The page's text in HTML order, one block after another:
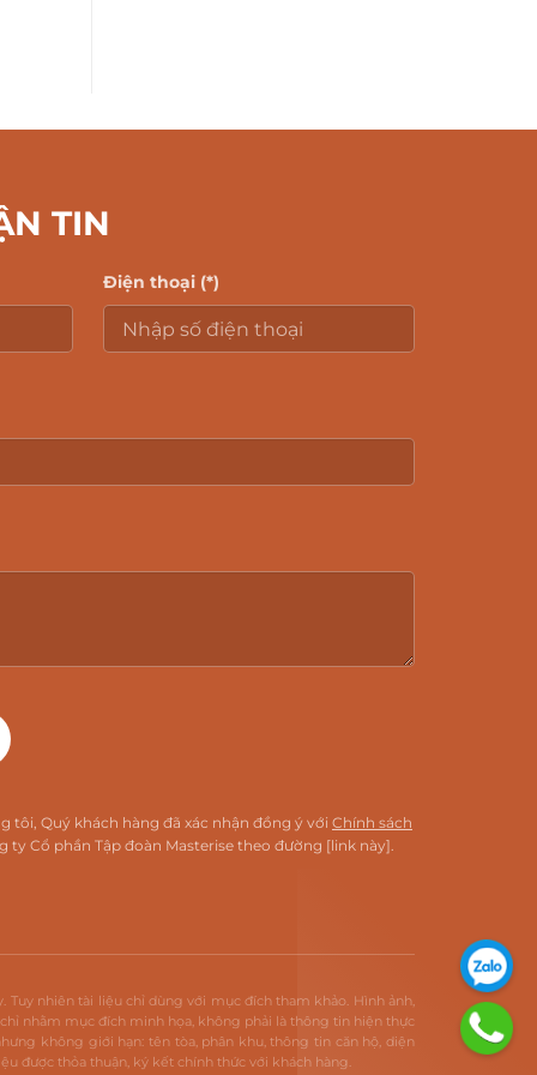
TIN
Điện thoại (*)
tôi, Quý khách hàng đã xác nhận đồng ý với Chính sách
ty Cổ phần Tập đoàn Masterise theo đường [link này].
Tuy nhiên tài liệu chỉ dùng với mục đích tham khảo. Hình ảnh,
nhằm mục đích minh họa, không phải là thông tin hiện thực
không giới hạn: tên tòa, phân khu, thông tin căn hộ, diện
được thỏa thuận, ký kết chính thức với khách hàng.